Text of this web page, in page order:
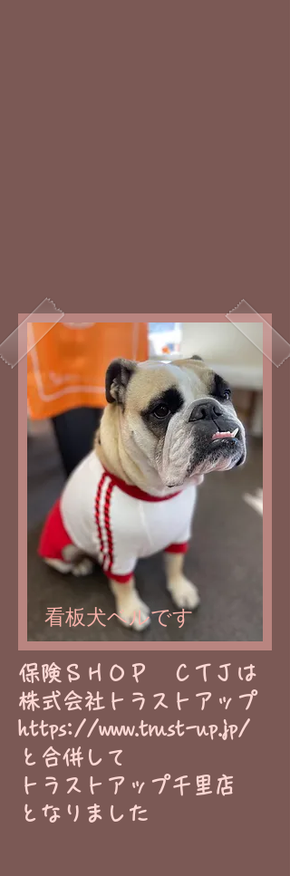
看板犬ベルです
​保険ＳＨＯＰ ＣＴＪは
株式会社トラストアップ
https://www.trust-up.jp/
と合併して
トラストアップ千里店
​となりました